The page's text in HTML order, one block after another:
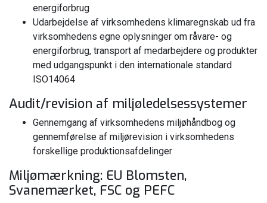
energiforbrug
Udarbejdelse af virksomhedens klimaregnskab ud fra
virksomhedens egne oplysninger om råvare- og
energiforbrug, transport af medarbejdere og produkter
med udgangspunkt i den internationale standard
ISO14064
Audit/revision af miljøledelsessystemer
Gennemgang af virksomhedens miljøhåndbog og
gennemførelse af miljørevision i virksomhedens
forskellige produktionsafdelinger
Miljømærkning: EU Blomsten,
Svanemærket, FSC og PEFC